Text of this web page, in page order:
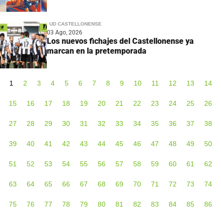
UD CASTELLONENSE
03 Ago, 2026
Los nuevos fichajes del Castellonense ya
marcan en la pretemporada
1 2 3 4 5 6 7 8 9 10 11 12 13 14
15 16 17 18 19 20 21 22 23 24 25 26
27 28 29 30 31 32 33 34 35 36 37 38
39 40 41 42 43 44 45 46 47 48 49 50
51 52 53 54 55 56 57 58 59 60 61 62
63 64 65 66 67 68 69 70 71 72 73 74
75 76 77 78 79 80 81 82 83 84 85 86